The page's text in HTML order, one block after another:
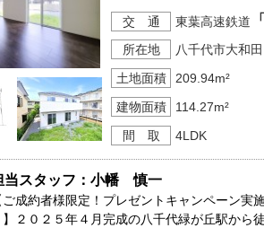
交 通 東葉高速鉄道
所在地
八千代市大和田
土地面積
209.94m²
建物面積
114.27m²
間 取
4LDK
当スタッフ：小幡　慎一
ご成約者様限定！プレゼントキャンペーン実
】２０２５年４月完成の八千代緑が丘駅から